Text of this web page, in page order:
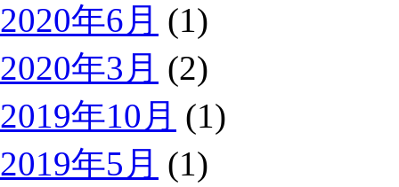
2020年6月 (1)
2020年3月 (2)
2019年10月 (1)
2019年5月 (1)